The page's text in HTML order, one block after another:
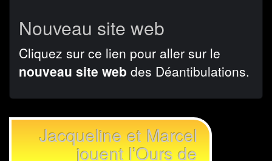
Nouveau site web
Cliquez sur ce lien pour aller sur le
nouveau site web des Déantibulations.
Jacqueline et Marcel
jouent l’Ours de